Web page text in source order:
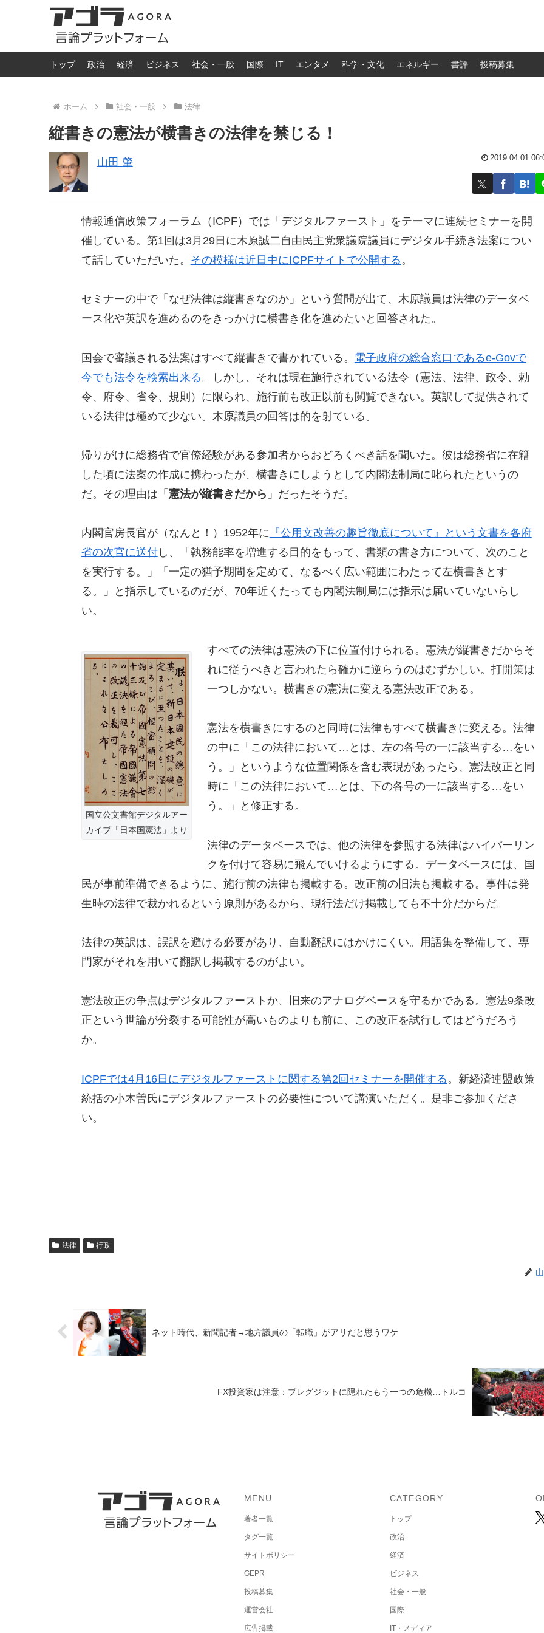
トップ 政治 経済 ビジネス 社会・一般 国際 IT エンタメ 科学・文化 エネルギー 書評 投稿募集
ホーム 社会・一般 法律
縦書きの憲法が横書きの法律を禁じる！
山田 肇 2019.04.01
情報通信政策フォーラム（ICPF）では「デジタルファースト」をテーマに連続セミナーを開
催している。第1回は3月29日に木原誠二自由民主党衆議院議員にデジタル手続き法案につい
て話していただいた。 その模様は近日中にICPFサイトで公開する 。
セミナーの中で「なぜ法律は縦書きなのか」という質問が出て、木原議員は法律のデータベ
ース化や英訳を進めるのをきっかけに横書き化を進めたいと回答された。
国会で審議される法案はすべて縦書きで書かれている。 電子政府の総合窓口であるe-Govで
今でも法令を検索出来る 。しかし、それは現在施行されている法令（憲法、法律、政令、勅
令、府令、省令、規則）に限られ、施行前も改正以前も閲覧できない。英訳して提供されて
いる法律は極めて少ない。木原議員の回答は的を射ている。
帰りがけに総務省で官僚経験がある参加者からおどろくべき話を聞いた。彼は総務省に在籍
した頃に法案の作成に携わったが、横書きにしようとして内閣法制局に叱られたというの
だ。その理由は「 憲法が縦書きだから 」だったそうだ。
内閣官房長官が（なんと！）1952年に 『公用文改善の趣旨徹底について』という文書を各府
省の次官に送付し、「執務能率を増進する目的をもって、書類の書き方について、次のこと
を実行する。」「一定の猶予期間を定めて、なるべく広い範囲にわたって左横書きとす
る。」と指示しているのだが、70年近くたっても内閣法制局には指示は届いていないらし
い。
国立公文書館デジタルアー
カイブ「日本国憲法」より
すべての法律は憲法の下に位置付けられる。憲法が縦書きだからそ
れに従うべきと言われたら確かに逆らうのはむずかしい。打開策は
一つしかない。横書きの憲法に変える憲法改正である。
憲法を横書きにするのと同時に法律もすべて横書きに変える。法律
の中に「この法律において…とは、左の各号の一に該当する…をい
う。」というような位置関係を含む表現があったら、憲法改正と同
時に「この法律において…とは、下の各号の一に該当する…をい
う。」と修正する。
法律のデータベースでは、他の法律を参照する法律はハイパーリン
クを付けて容易に飛んでいけるようにする。データベースには、国
民が事前準備できるように、施行前の法律も掲載する。改正前の旧法も掲載する。事件は発
生時の法律で裁かれるという原則があるから、現行法だけ掲載しても不十分だからだ。
法律の英訳は、誤訳を避ける必要があり、自動翻訳にはかけにくい。用語集を整備して、専
門家がそれを用いて翻訳し掲載するのがよい。
憲法改正の争点はデジタルファーストか、旧来のアナログベースを守るかである。憲法9条改
正という世論が分裂する可能性が高いものよりも前に、この改正を試行してはどうだろう
か。
ICPFでは4月16日にデジタルファーストに関する第2回セミナーを開催する 。新経済連盟政策
統括の小木曽氏にデジタルファーストの必要性について講演いただく。是非ご参加くださ
い。
法律 行政
ネット時代、新聞記者→地方議員の「転職」がアリだと思うワケ
FX投資家は注意：ブレグジットに隠れたもう一つの危機…トルコ
MENU
著者一覧
タグ一覧
サイトポリシー
GEPR
投稿募集
運営会社
広告掲載
CATEGORY
トップ
政治
経済
ビジネス
社会・一般
国際
IT・メディア